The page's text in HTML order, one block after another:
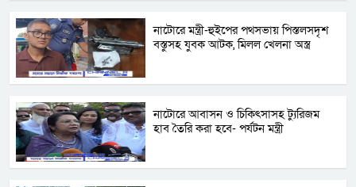
নাটোরে মন্ত্রী-হুইপের পথসভায় পিস্তলসদৃশ
বস্তুসহ যুবক আটক, মিলল খেলনা অস্ত্র
নাটোরে আবাসন ও চিকিৎসাসহ ট্যুরিজম
হাব তৈরি করা হবে- পর্যটন মন্ত্রী